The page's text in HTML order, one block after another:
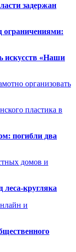
задержан
ограничениями:
искусств «Наши
организовать
пластика в
погибли два
домов и
леса-кругляка
и